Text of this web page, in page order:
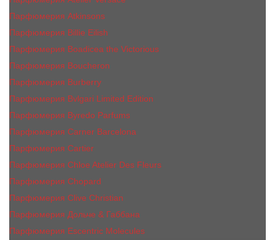
Парфюмерия Atkinsons
Парфюмерия Billie Eilish
Парфюмерия Boadicea the Victorious
Парфюмерия Boucheron
Парфюмерия Burberry
Парфюмерия Bvlgari Limited Edition
Парфюмерия Byredo Parfums
Парфюмерия Carner Barcelona
Парфюмерия Cartier
Парфюмерия Chloe Atelier Des Fleurs
Парфюмерия Сhopard
Парфюмерия Clive Christian
Парфюмерия Дольче & Габбана
Парфюмерия Escentric Molecules